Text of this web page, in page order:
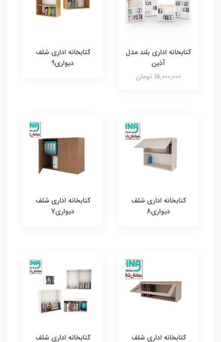
کتابخانه اداری بلند مدل
آذین
15,000,000 تومان
کتابخانه اداری شلف
دیواری9
کتابخانه اداری شلف
دیواری8
کتابخانه اداری شلف
دیواری7
کتابخانه اداری شلف
کتابخانه اداری شلف